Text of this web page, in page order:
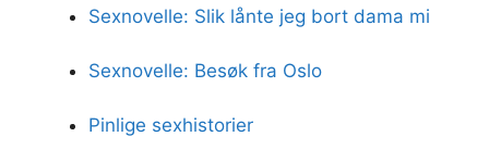
Sexnovelle: Slik lånte jeg bort dama mi
Sexnovelle: Besøk fra Oslo
Pinlige sexhistorier